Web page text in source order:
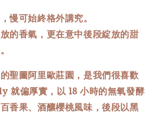
慢可始終格外講究。
的香氣，更在意中後段綻放的甜
聖圖阿里歐莊園，是我們很喜歡
就偏厚實，以 18 小時的無氧發酵
香果、酒釀櫻桃風味，後段以黑